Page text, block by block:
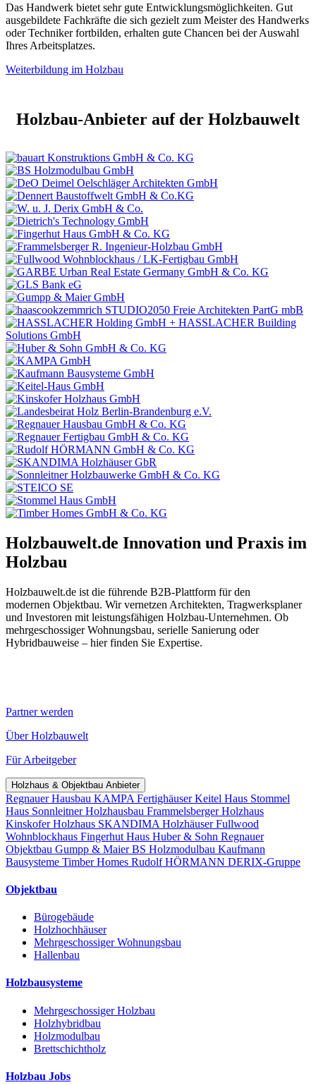
Das Handwerk bietet sehr gute Entwicklungsmöglichkeiten. Gut
ausgebildete Fachkräfte die sich gezielt zum Meister des Handwerks
oder Techniker fortbilden, erhalten gute Chancen bei der Auswahl
Ihres Arbeitsplatzes.
Weiterbildung im Holzbau
Holzbau-Anbieter auf der Holzbauwelt
Holzbauwelt.de Innovation und Praxis im
Holzbau
Holzbauwelt.de ist die führende B2B-Plattform für den
modernen Objektbau. Wir vernetzen Architekten, Tragwerksplaner
und Investoren mit leistungsfähigen Holzbau-Unternehmen. Ob
mehrgeschossiger Wohnungsbau, serielle Sanierung oder
Hybridbauweise – hier finden Sie Expertise.
Partner werden
Über Holzbauwelt
Für Arbeitgeber
Holzhaus & Objektbau Anbieter
Regnauer Hausbau KAMPA FertighäuserKeitel Haus Stommel
Haus Sonnleitner Holzhausbau Frammelsberger Holzhaus
Kinskofer Holzhaus SKANDIMA HolzhäuserFullwood
Wohnblockhaus Fingerhut Haus Huber & Sohn Regnauer
Objektbau Gumpp & MaierBS Holzmodulbau Kaufmann
Bausysteme Timber Homes Rudolf HÖRMANN DERIX-Gruppe
Objektbau
Bürogebäude
Holzhochhäuser
Mehrgeschossiger Wohnungsbau
Hallenbau
Holzbausysteme
Mehrgeschossiger Holzbau
Holzhybridbau
Holzmodulbau
Brettschichtholz
Holzbau Jobs